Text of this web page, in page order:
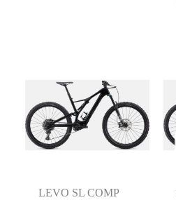
LEVO SL COMP